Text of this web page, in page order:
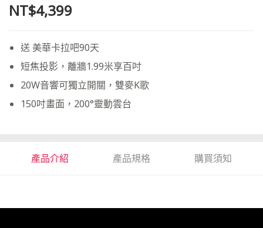
NT$4,399
送 美華卡拉吧90天
短焦投影，離牆1.99米享百吋
20W音響可獨立開關，雙麥K歌
150吋畫面，200°靈動雲台
產品介紹 產品規格 購買須知